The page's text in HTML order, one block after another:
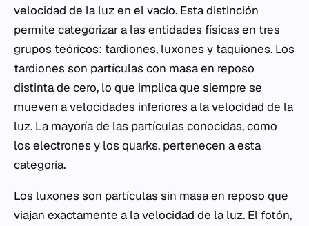
velocidad de la luz en el vacío. Esta distinción
permite categorizar a las entidades físicas en tres
grupos teóricos: tardiones, luxones y taquiones. Los
tardiones son partículas con masa en reposo
distinta de cero, lo que implica que siempre se
mueven a velocidades inferiores a la velocidad de la
luz. La mayoría de las partículas conocidas, como
los electrones y los quarks, pertenecen a esta
categoría.
Los luxones son partículas sin masa en reposo que
viajan exactamente a la velocidad de la luz. El fotón,